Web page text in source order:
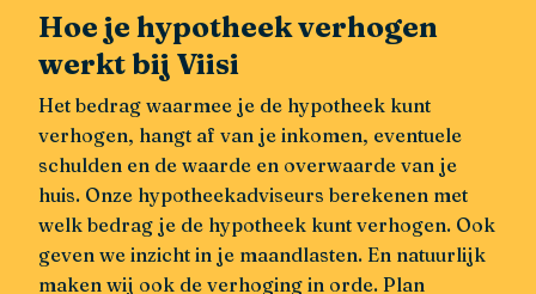
Hoe je hypotheek verhogen
werkt bij Viisi
Het bedrag waarmee je de hypotheek kunt
verhogen, hangt af van je inkomen, eventuele
schulden en de waarde en overwaarde van je
huis. Onze hypotheekadviseurs berekenen met
welk bedrag je de hypotheek kunt verhogen. Ook
geven we inzicht in je maandlasten. En natuurlijk
maken wij ook de verhoging in orde. Plan